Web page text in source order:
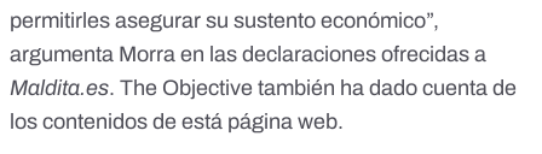
permitirles asegurar su sustento económico”,
argumenta Morra en las declaraciones ofrecidas a
Maldita.es. The Objective también ha dado cuenta de
los contenidos de está página web.